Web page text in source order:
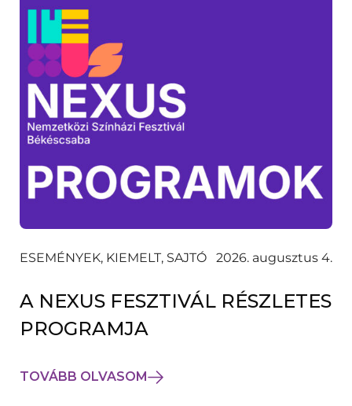
ESEMÉNYEK, KIEMELT, SAJTÓ 2026. augusztus 4.
A NEXUS FESZTIVÁL RÉSZLETES
PROGRAMJA
TOVÁBB OLVASOM